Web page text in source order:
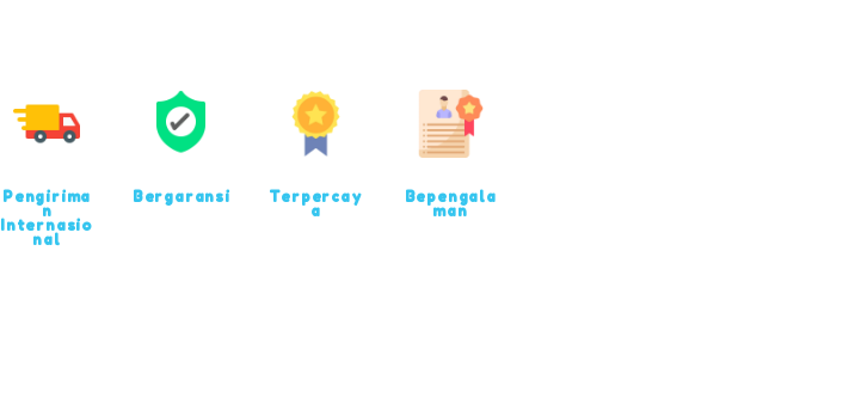
Pengirima
n
Internasio
nal
Bergaransi
Terpercay
a
Bepengala
man